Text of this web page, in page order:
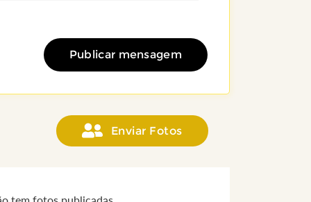
Publicar mensagem
Enviar Fotos